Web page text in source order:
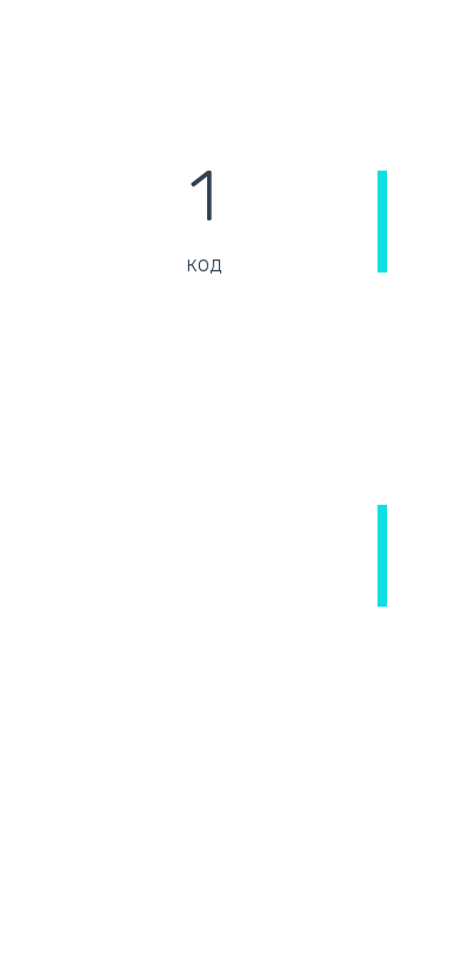
1
код